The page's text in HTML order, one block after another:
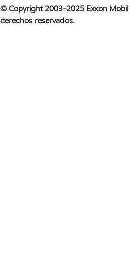
© Copyright 2003-2025 Exxon
derechos reservados.